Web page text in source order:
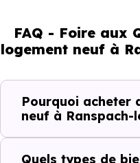
40.03 % d'adultes
seniors, 15.03 % de
demande locative
plus recherchées.
Côté cadre de vie,
FAQ - Foire aux
logement neuf à
Pourquoi acheter
neuf à Ranspach-
Quels types de